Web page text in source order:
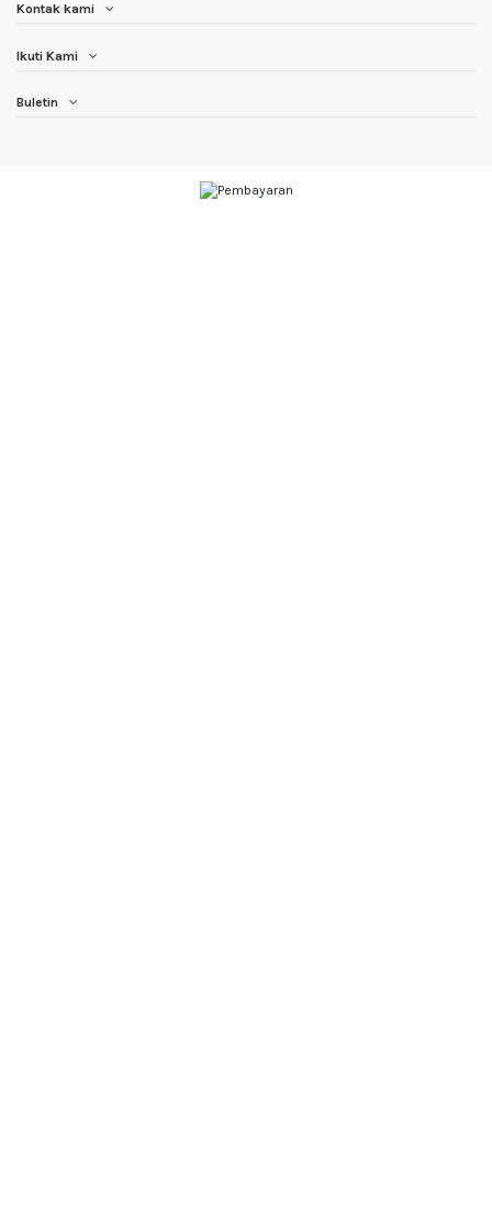
Kontak kami
Ikuti Kami
Buletin